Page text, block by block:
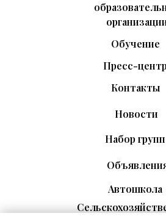
Пресс-центр
Контакты
Обучение
Автошкола
Новости
Набор групп